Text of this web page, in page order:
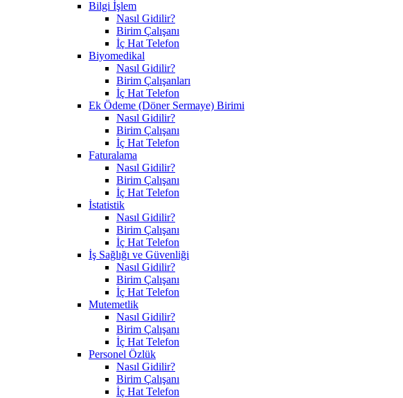
Bilgi İşlem
Nasıl Gidilir?
Birim Çalışanı
İç Hat Telefon
Biyomedikal
Nasıl Gidilir?
Birim Çalışanları
İç Hat Telefon
Ek Ödeme (Döner Sermaye) Birimi
Nasıl Gidilir?
Birim Çalışanı
İç Hat Telefon
Faturalama
Nasıl Gidilir?
Birim Çalışanı
İç Hat Telefon
İstatistik
Nasıl Gidilir?
Birim Çalışanı
İç Hat Telefon
İş Sağlığı ve Güvenliği
Nasıl Gidilir?
Birim Çalışanı
İç Hat Telefon
Mutemetlik
Nasıl Gidilir?
Birim Çalışanı
İç Hat Telefon
Personel Özlük
Nasıl Gidilir?
Birim Çalışanı
İç Hat Telefon